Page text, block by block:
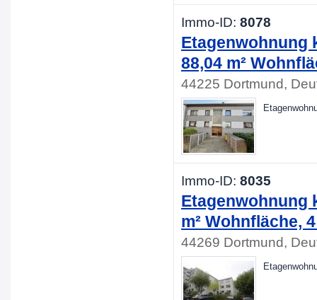
Immo-ID: 8078
Etagenwohnung
88,04 m²
44225 Dortmund,
Immo-ID: 8035
Etagenwohnung
m² Wohnfläche,
44269 Dortmund,